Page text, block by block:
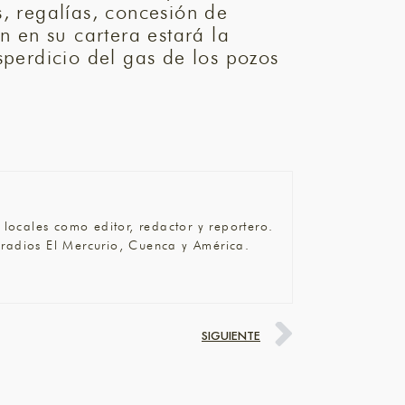
regalías, concesión de
en su cartera estará la
del gas de los pozos
como editor, redactor y reportero.
El Mercurio, Cuenca y América.
SIGUIENTE